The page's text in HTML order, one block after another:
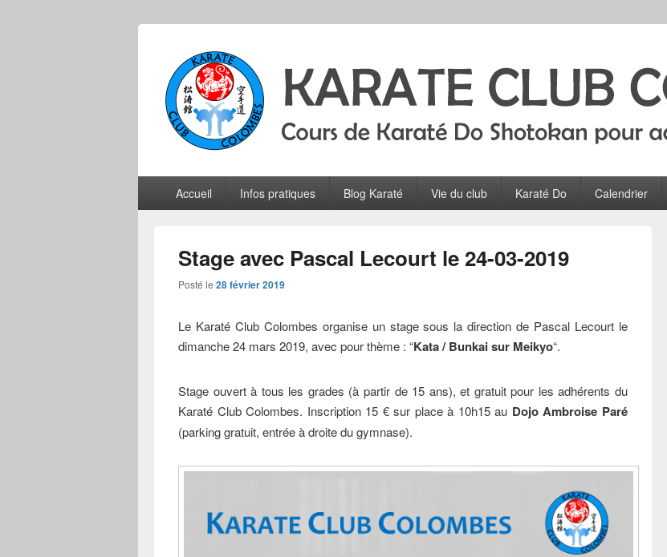
Karate Club Colombes
principalAccueil Infos pratiques Blog Karaté Vie du club Karaté Do Calendrier
Stage avec Pascal Lecourt le 24-03-2019
Posté le 28 février 2019
Le Karaté Club Colombes organise un stage sous la direction de Pascal Lecourt le
dimanche 24 mars 2019, avec pour thème : “Kata / Bunkai sur Meikyo“.
Stage ouvert à tous les grades (à partir de 15 ans), et gratuit pour les adhérents du
Karaté Club Colombes. Inscription 15 € sur place à 10h15 au Dojo Ambroise Paré
(parking gratuit, entrée à droite du gymnase).